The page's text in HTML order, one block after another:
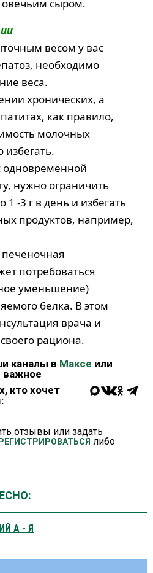
сыром.
весом у вас
необходимо
веса.
хронических, а
как правило,
молочных
избегать.
одновременной
нужно ограничить
1 -3 г в день и избегать
продуктов, например,
печёночная
потребоваться
уменьшение)
белка. В этом
врача и
рациона.
каналы в Максе или
важное
кто хочет
отзывы или задать
либо
А - Я